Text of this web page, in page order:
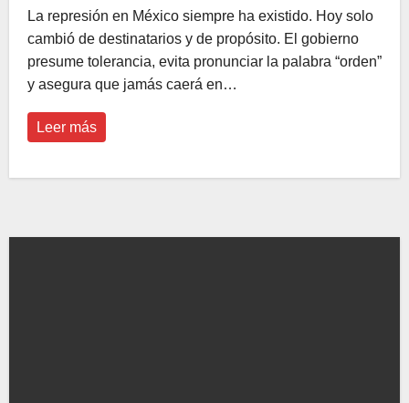
La represión en México siempre ha existido. Hoy solo
cambió de destinatarios y de propósito. El gobierno
presume tolerancia, evita pronunciar la palabra “orden”
y asegura que jamás caerá en…
Leer más